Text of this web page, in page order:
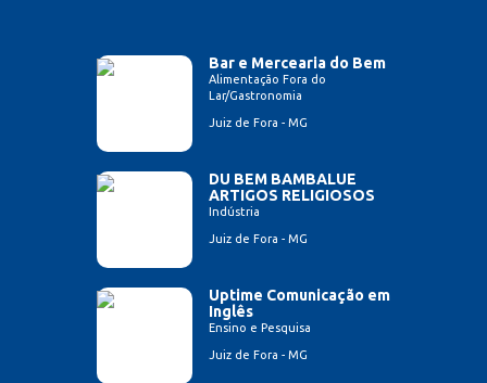
Bar e Mercearia do Bem
Alimentação Fora do
Lar/Gastronomia
Juiz de Fora - MG
DU BEM BAMBALUE
ARTIGOS RELIGIOSOS
Indústria
Juiz de Fora - MG
Uptime Comunicação em
Inglês
Ensino e Pesquisa
Juiz de Fora - MG